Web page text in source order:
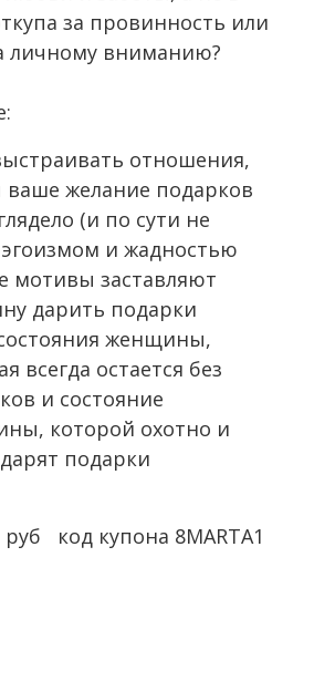
за провинность или
личному вниманию?
отношения,
ваше желание подарков
(и по сути не
и жадностью
мотивы заставляют
дарить подарки
женщины,
всегда остается без
и состояние
которой охотно и
подарки
руб код купона 8MARTA1